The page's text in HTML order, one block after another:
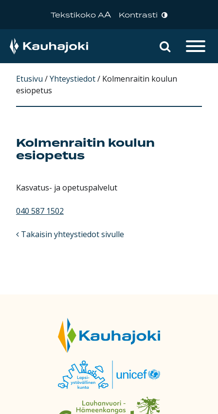
Tekstikoko AA Kontrasti
Päävalikko Hae
Etusivu /Yhteystiedot/ Kolmenraitin koulun
esiopetus
Kolmenraitin koulun
esiopetus
Kasvatus- ja opetuspalvelut
040 587 1502
Takaisin yhteystiedot sivulle